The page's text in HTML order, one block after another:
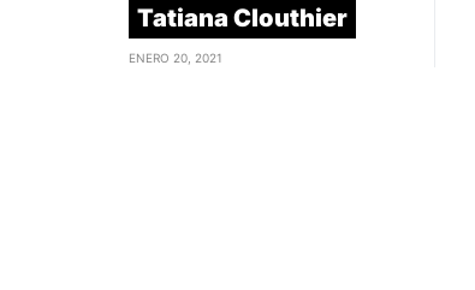
Tatiana Clouthier
ENERO 20, 2021